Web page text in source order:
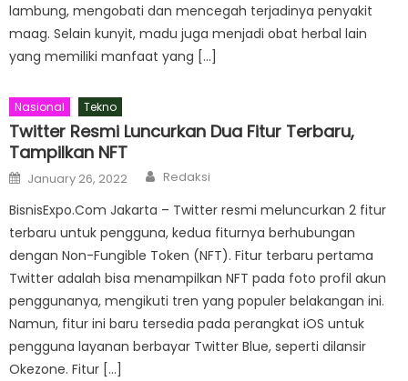
lambung, mengobati dan mencegah terjadinya penyakit
maag. Selain kunyit, madu juga menjadi obat herbal lain
yang memiliki manfaat yang […]
Nasional Tekno
Twitter Resmi Luncurkan Dua Fitur Terbaru,
Tampilkan NFT
Posted
on
January 26, 2022 Author
Redaksi
BisnisExpo.Com Jakarta – Twitter resmi meluncurkan 2 fitur
terbaru untuk pengguna, kedua fiturnya berhubungan
dengan Non-Fungible Token (NFT). Fitur terbaru pertama
Twitter adalah bisa menampilkan NFT pada foto profil akun
penggunanya, mengikuti tren yang populer belakangan ini.
Namun, fitur ini baru tersedia pada perangkat iOS untuk
pengguna layanan berbayar Twitter Blue, seperti dilansir
Okezone. Fitur […]